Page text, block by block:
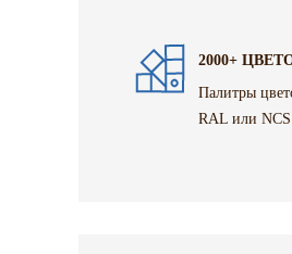
2000+
Палитры
RAL или NCS